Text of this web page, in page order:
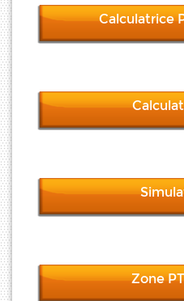
Calculatrice
Zone